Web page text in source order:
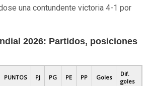
una contundente victoria 4-1 por
2026: Partidos, posiciones
PUNTOS PJ PG PE PP Goles
Dif.
goles